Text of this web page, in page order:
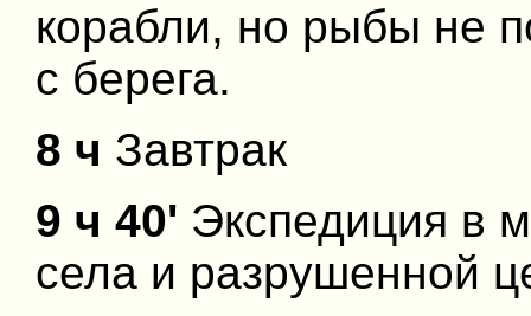
корабли, но рыбы не
с берега.
8 ч Завтрак
9 ч 40' Экспедиция в
села и разрушенной